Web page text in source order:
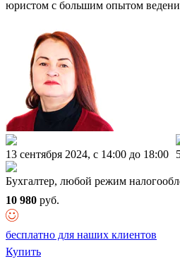
юристом с большим опытом
13 сентября 2024, c 14:00 до 18:00
Бухгалтер, любой режим
10 980 руб.
бесплатно для наших клиентов
Купить